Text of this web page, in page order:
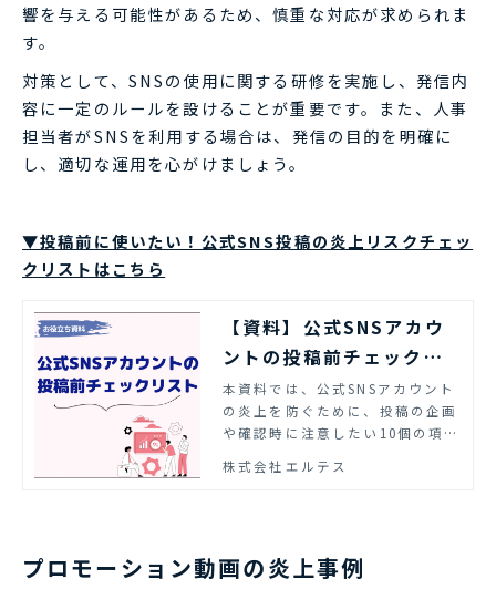
響を与える可能性があるため、慎重な対応が求められま
す。
対策として、SNSの使用に関する研修を実施し、発信内
容に一定のルールを設けることが重要です。また、人事
担当者がSNSを利用する場合は、発信の目的を明確に
し、適切な運用を心がけましょう。
▼投稿前に使いたい！公式SNS投稿の炎上リスクチェッ
クリストはこちら
【資料】公式SNSアカウ
ントの投稿前チェックリ
スト
本資料では、公式SNSアカウント
の炎上を防ぐために、投稿の企画
や確認時に注意したい10個の項目
ています。
株式会社エルテス
プロモーション動画の炎上事例